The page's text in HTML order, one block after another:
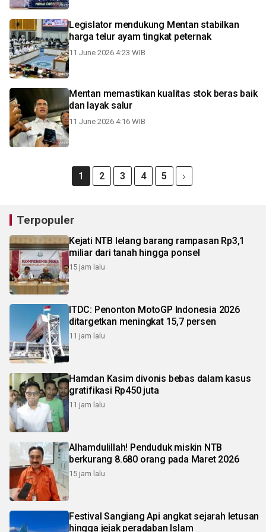
Legislator mendukung Mentan stabilkan
harga telur ayam tingkat peternak
11 June 2026 4:23 WIB
Mentan memastikan kualitas stok beras baik
dan layak salur
11 June 2026 4:16 WIB
1 2 3 4 5
Terpopuler
Kejati NTB lelang barang rampasan Rp3,1
miliar dari tanah hingga ponsel
15 jam lalu
ITDC: Penonton MotoGP Indonesia 2026
ditargetkan meningkat 15,7 persen
11 jam lalu
Hamdan Kasim divonis bebas dalam kasus
gratifikasi Rp450 juta
11 jam lalu
Alhamdulillah! Penduduk miskin NTB
berkurang 8.680 orang pada Maret 2026
15 jam lalu
Festival Sangiang Api angkat sejarah letusan
hingga jejak peradaban Islam